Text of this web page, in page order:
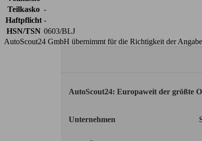
Teilkasko -
Haftpflicht -
HSN/TSN 0603/BLJ
AutoScout24 GmbH übernimmt für die Richtigkeit der
AutoScout24: Europaweit der größte
Unternehmen